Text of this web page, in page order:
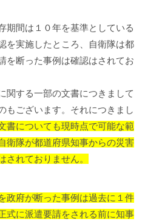
期間は１０年を基準としている
を実施したところ、自衛隊は都
を断った事例は確認はされてお
関する一部の文書につきまして
もございます。それにつきまし
書についても現時点で可能な範
衛隊が都道府県知事からの災害
されておりません。
政府が断った事例は過去に１件
式に派遣要請をされる前に知事